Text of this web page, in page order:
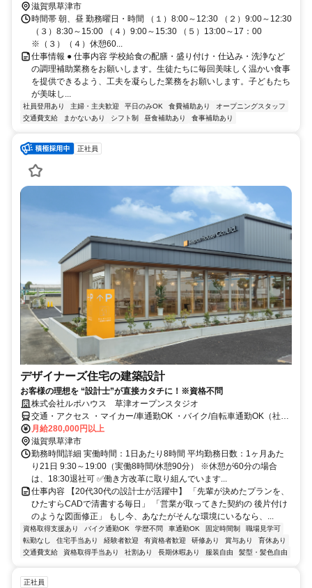
滋賀県草津市
時間帯 朝、昼 勤務曜日・時間 （１）8:00～12:30 （２）9:00～12:30
（３）8:30～15:00 （４）9:00～15:30 （５）13:00～17：00
※（３）（４）休憩60...
仕事情報 ● 仕事内容 学校給食の配膳・盛り付け・仕込み・洗浄など
の調理補助業務をお願いします。生徒たちに毎回美味しく温かい食事
を提供できるよう、工夫を凝らした業務をお願いします。子どもたち
が美味し...
社員登用あり 主婦・主夫歓迎 平日のみOK 食費補助あり
オープニングスタッフ
交通費支給
まかないあり シフト制 昼食補助あり 食事補助あり
正社員
デザイナーズ住宅の建築設計
お客様の理想を “設計士”が直接カタチに！※資格不問
株式会社ルポハウス 草津オープンスタジオ
交通・アクセス ・マイカー/車通勤OK ・バイク/自転車通勤OK（社員
専用の無料駐車場/駐輪場完備）
月給280,000円以上
滋賀県草津市
勤務時間詳細 実働時間：1日あたり8時間 平均勤務日数：1ヶ月あた
り21日 9:30～19:00（実働8時間/休憩90分） ※休憩が60分の場合
は、18:30退社可 ✅働き方改革に取り組んでいます...
仕事内容 【20代30代の設計士が活躍中】 「先輩が決めたプランを、
ひたすらCADで清書する毎日」 「営業が取ってきた契約の 後片付け
のような図面修正」 もし今、あなたがそんな環境にいるなら、...
資格取得支援あり バイク通勤OK 学歴不問 車通勤OK 固定時間制
職場見学可
転勤なし
住宅手当あり 経験者歓迎 有資格者歓迎 研修あり 賞与あり
育休あり
交通費支給
資格取得手当あり 社割あり 長期休暇あり 服装自由 髪型・髪色自由
正社員